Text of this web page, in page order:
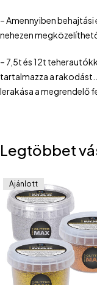
– Amennyiben behajtási
nehezen
– 7,5t és 12t
tartalmazza a rakodást.
lerakása a megrendelő
Legtöbbet
Ajánlott